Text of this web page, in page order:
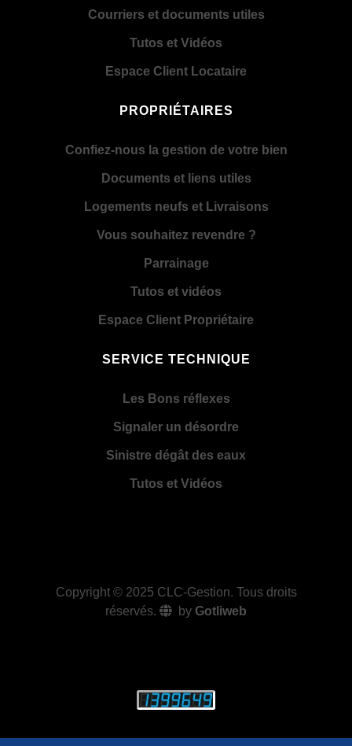
Courriers et documents utiles
Tutos et Vidéos
Espace Client Locataire
PROPRIÉTAIRES
Confiez-nous la gestion de votre bien
Documents et liens utiles
Logements neufs et Livraisons
Vous souhaitez revendre ?
Parrainage
Tutos et vidéos
Espace Client Propriétaire
SERVICE TECHNIQUE
Les Bons réflexes
Signaler un désordre
Sinistre dégât des eaux
Tutos et Vidéos
Copyright © 2025 CLC-Gestion. Tous droits
réservés.
by Gotliweb